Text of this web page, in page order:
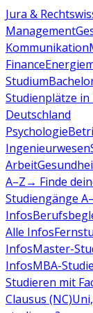
Jura &
Management
Kommunikation
Finance
Studium
Studienplätze in
Deutschland
Psychologie
Ingenieurwesen
Arbeit
A–Z→ Finde
Studiengänge
Infos
Alle Infos
InfosMaster-
InfosMBA-
Studieren mit
Clausus (NC)